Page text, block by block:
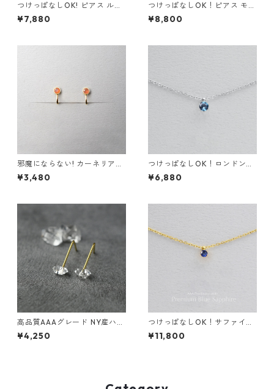
つけっぱなしOK! ピアス ルビ
ー AAA サージカルステンレス
金属アレルギー 誕生日プレゼ
¥7,880
つけっぱなしOK！ピアス モル
ガナイト AAAA サージカルス
テンレス 金属アレルギー 誕生
¥8,800
邪魔にならない! カーネリアン
イヤリング AAA サージカルス
テンレス 金属アレルギー スキ
¥3,480
つけっぱなしOK！ロンドンブ
ルートパーズ 一粒ネックレス
宝石質AAA 金属アレルギー サ
¥6,880
高品質AAAグレード NY産ハー
キマーダイヤモンドのまち針
ピアス シンプル サージカルス
¥4,250
つけっぱなしOK！サファイア
一粒ネックレス AAA 金属アレ
ルギー サージカルステンレス
¥11,800